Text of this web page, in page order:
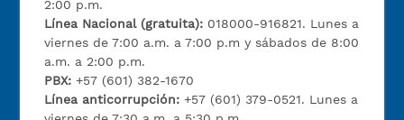
2:00 p.m.
Línea Nacional (gratuita): 018000-916821. Lunes a
viernes de 7:00 a.m. a 7:00 p.m y sábados de 8:00
a.m. a 2:00 p.m.
PBX:+57 (601) 382-1670
Línea anticorrupción:+57 (601) 379-0521. Lunes a